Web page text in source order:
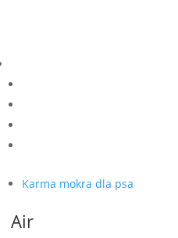
Karma mokra dla psa
Air